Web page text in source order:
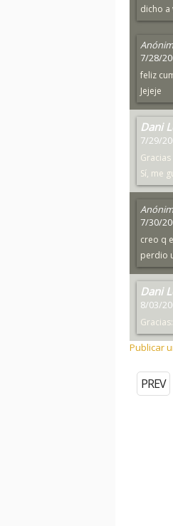
dicho a
7/28/
feliz
Jejeje
Dani
7/29/
Sí, me
7/30/
creo q
perdio
Dani
8/03/
Publicar
PREV